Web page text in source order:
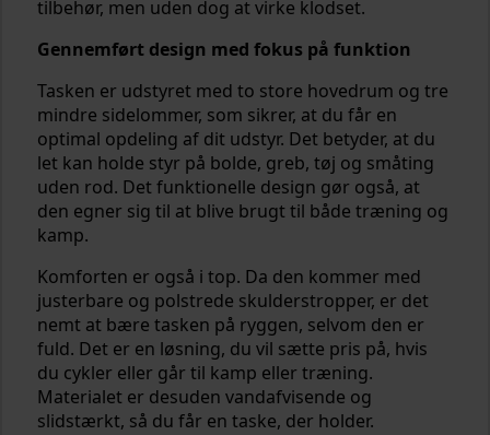
tilbehør, men uden dog at virke klodset.
Gennemført design med fokus på funktion
Tasken er udstyret med to store hovedrum og tre
mindre sidelommer, som sikrer, at du får en
optimal opdeling af dit udstyr. Det betyder, at du
let kan holde styr på bolde, greb, tøj og småting
uden rod. Det funktionelle design gør også, at
den egner sig til at blive brugt til både træning og
kamp.
Komforten er også i top. Da den kommer med
justerbare og polstrede skulderstropper, er det
nemt at bære tasken på ryggen, selvom den er
fuld. Det er en løsning, du vil sætte pris på, hvis
du cykler eller går til kamp eller træning.
Materialet er desuden vandafvisende og
slidstærkt, så du får en taske, der holder.